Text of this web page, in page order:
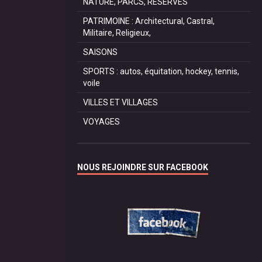
PATRIMOINE : Architectural, Castral,
Militaire, Religieux,
SAISONS
SPORTS : autos, équitation, hockey, tennis,
voile
VILLES ET VILLAGES
VOYAGES
NOUS REJOINDRE SUR FACEBOOK